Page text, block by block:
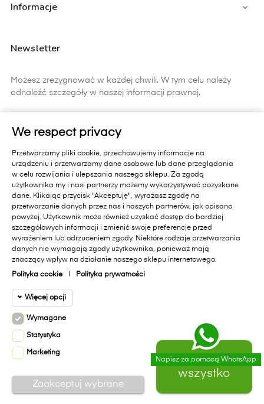
Informacje 
Newsletter
Możesz zrezygnować w każdej chwili. W tym celu należy
odnaleźć szczegóły w naszej informacji prawnej.
otrzymywanie informacji handlowych od Primavera Furniture Sp. z
o.o. 11-010 Barczewo, Dąbrówka Mała 18 A.. Pamiętaj, zgoda jest
dobrowolna i masz prawo cofnąć zgodę w każdym czasie oraz
prawo dostępu do danych, sprostowania, usunięcia lub
ograniczenia przetwarzania, prawo wniesienia skargi do organu
nadzorczego lub przeniesienia danych. Administratorem Państwa
danych jest Primavera Furniture Sp. z o.o. 11-010 Barczewo,
Dąbrówka Mała 18A.. Administrator przetwarza dane zgodnie z
Polityką Prywatności sklepu internetowego[dostępną na stronie]
polityką ochrony danych w Primavera Furniture Sp. z o.o.
[dostępną na stronie].
Primavera FurnitureAll rights reserved.
Realizacja:virtualmedia.pl
We respect privacy
Przetwarzamy pliki cookie, przechowujemy informacje na
urządzeniu i przetwarzamy dane osobowe lub dane przeglądania
w celu rozwijania i ulepszania naszego sklepu. Za zgodą
użytkownika my i nasi partnerzy możemy wykorzystywać pozyskane
dane. Klikając przycisk "Akceptuję", wyrażasz zgodę na
przetwarzanie danych przez nas i naszych partnerów, jak opisano
powyżej. Użytkownik może również uzyskać dostęp do bardziej
szczegółowych informacji i zmienić swoje preferencje przed
wyrażeniem lub odrzuceniem zgody. Niektóre rodzaje przetwarzania
danych nie wymagają zgody użytkownika, ponieważ mają
znaczący wpływ na działanie naszego sklepu internetowego.
Polityka cookie Polityka prywatności
Więcej opcji
Wymagane Cookie funkcjonalne
Wymagane pliki cookie oraz cookie
HttpOnly. Pliki cookie wymagane do
przeglądania witryny i korzystania z jej
podstawowych funkcji. Te pliki cookie są
wymagane do prawidłowego działania
Cookie
Cookie
Wymagane
Statystyka
Marketing
Zaakceptuj wybrane
Zaakceptuj
wszystko
Napisz za pomocą WhatsApp